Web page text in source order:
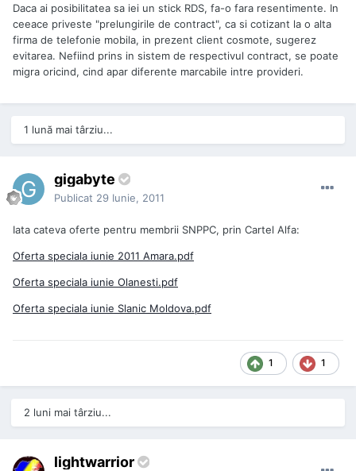
Daca ai posibilitatea sa iei un stick RDS, fa-o fara resentimente. In
ceeace priveste "prelungirile de contract", ca si cotizant la o alta
firma de telefonie mobila, in prezent client cosmote, sugerez
evitarea. Nefiind prins in sistem de respectivul contract, se poate
migra oricind, cind apar diferente marcabile intre provideri.
1 lună mai târziu...
gigabyte
Publicat 29 Iunie, 2011
Iata cateva oferte pentru membrii SNPPC, prin Cartel Alfa:
Oferta speciala iunie 2011 Amara.pdf
Oferta speciala iunie Olanesti.pdf
Oferta speciala iunie Slanic Moldova.pdf
1 1
2 luni mai târziu...
lightwarrior